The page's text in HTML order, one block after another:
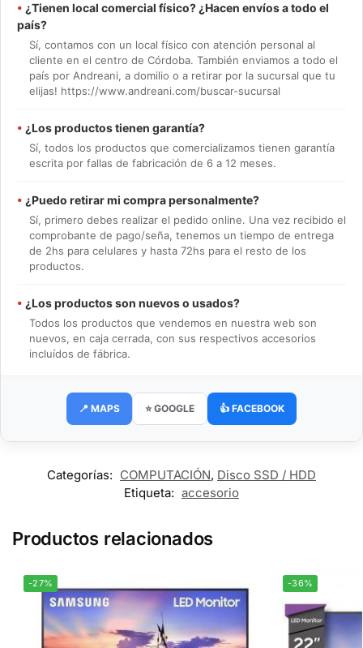
• ¿Tienen local comercial físico? ¿Hacen envíos a todo el
país?
Sí, contamos con un local físico con atención personal al
cliente en el centro de Córdoba. También enviamos a todo el
país por Andreani, a domilio o a retirar por la sucursal que tu
elijas! https://www.andreani.com/buscar-sucursal
• ¿Los productos tienen garantía?
Sí, todos los productos que comercializamos tienen garantía
escrita por fallas de fabricación de 6 a 12 meses.
• ¿Puedo retirar mi compra personalmente?
Sí, primero debes realizar el pedido online. Una vez recibido el
comprobante de pago/seña, tenemos un tiempo de entrega
de 2hs para celulares y hasta 72hs para el resto de los
productos.
• ¿Los productos son nuevos o usados?
Todos los productos que vendemos en nuestra web son
nuevos, en caja cerrada, con sus respectivos accesorios
incluídos de fábrica.
📍 MAPS ⭐ GOOGLE 👍 FACEBOOK
Categorías: COMPUTACIÓN, Disco SSD / HDD
Etiqueta: accesorio
Productos relacionados
-27% -36%